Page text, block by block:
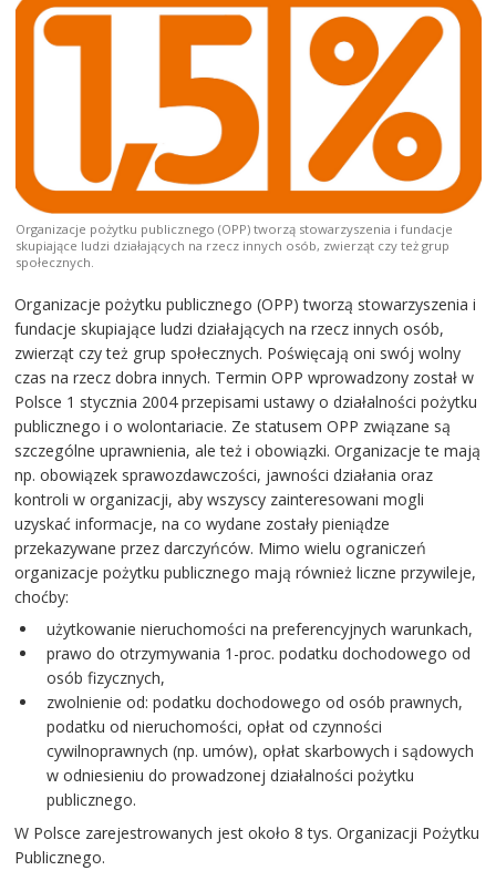
Organizacje pożytku publicznego (OPP) tworzą stowarzyszenia i fundacje
skupiające ludzi działających na rzecz innych osób, zwierząt czy też grup
społecznych.
Organizacje pożytku publicznego (OPP) tworzą stowarzyszenia i
fundacje skupiające ludzi działających na rzecz innych osób,
zwierząt czy też grup społecznych. Poświęcają oni swój wolny
czas na rzecz dobra innych. Termin OPP wprowadzony został w
Polsce 1 stycznia 2004 przepisami ustawy o działalności pożytku
publicznego i o wolontariacie. Ze statusem OPP związane są
szczególne uprawnienia, ale też i obowiązki. Organizacje te mają
np. obowiązek sprawozdawczości, jawności działania oraz
kontroli w organizacji, aby wszyscy zainteresowani mogli
uzyskać informacje, na co wydane zostały pieniądze
przekazywane przez darczyńców. Mimo wielu ograniczeń
organizacje pożytku publicznego mają również liczne przywileje,
choćby:
użytkowanie nieruchomości na preferencyjnych warunkach,
prawo do otrzymywania 1-proc. podatku dochodowego od
osób fizycznych,
zwolnienie od: podatku dochodowego od osób prawnych,
podatku od nieruchomości, opłat od czynności
cywilnoprawnych (np. umów), opłat skarbowych i sądowych
w odniesieniu do prowadzonej działalności pożytku
publicznego.
W Polsce zarejestrowanych jest około 8 tys. Organizacji Pożytku
Publicznego.